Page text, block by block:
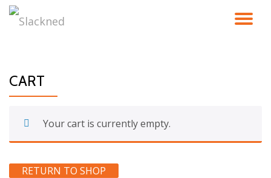
CART
Your cart is currently empty.
RETURN TO SHOP